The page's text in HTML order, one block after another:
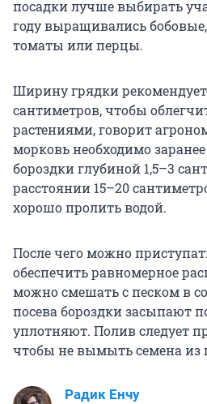
посадки лучше выбирать
году выращивались
томаты или перцы.
Ширину грядки
сантиметров, чтобы
растениями, говорит
морковь необходимо
бороздки глубиной 1,5–3
расстоянии 15–20
хорошо пролить водой.
После чего можно
обеспечить равномерное
можно смешать с песком в
посева бороздки засыпают
уплотняют. Полив следует
чтобы не вымыть семена из
Радик Енчу